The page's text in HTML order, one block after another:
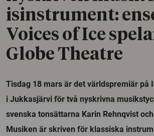
isinstrument:
Voices of Ice
Globe Theatre
Tisdag 18 mars är det världspremiär på
i Jukkasjärvi för två nyskrivna
svenska tonsättarna Karin Rehnqvist
Musiken är skriven för klassiska